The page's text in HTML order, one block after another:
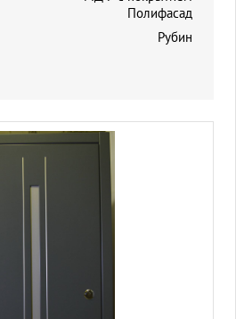
Полифасад
Рубин